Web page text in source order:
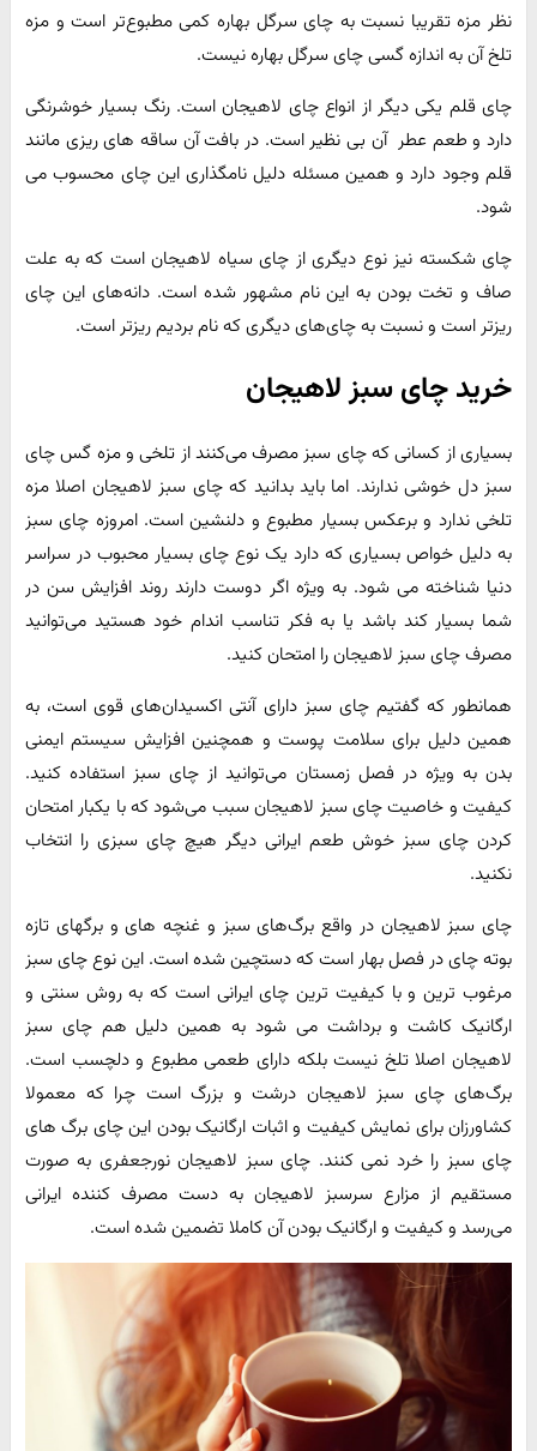
نظر مزه تقریبا نسبت به چای سرگل بهاره کمی مطبوع‌تر است و مزه
تلخ آن به اندازه گسی چای سرگل بهاره نیست.
چای قلم یکی دیگر از انواع چای لاهیجان است. رنگ بسیار خوشرنگی
دارد و طعم عطر آن بی نظیر است. در بافت آن ساقه های ریزی مانند
قلم وجود دارد و همین مسئله دلیل نامگذاری این چای محسوب می
شود.
چای شکسته نیز نوع دیگری از چای سیاه لاهیجان است که به علت
صاف و تخت بودن به این نام مشهور شده است. دانه‌های این چای
ریزتر است و نسبت به چای‌های دیگری که نام بردیم ریزتر است.
خرید چای سبز لاهیجان
بسیاری از کسانی که چای سبز مصرف می‌کنند از تلخی و مزه گس چای
سبز دل خوشی ندارند. اما باید بدانید که چای سبز لاهیجان اصلا مزه
تلخی ندارد و برعکس بسیار مطبوع و دلنشین است. امروزه چای سبز
به دلیل خواص بسیاری که دارد یک نوع چای بسیار محبوب در سراسر
دنیا شناخته می شود. به ویژه اگر دوست دارند روند افزایش سن در
شما بسیار کند باشد یا به فکر تناسب اندام خود هستید می‌توانید
مصرف چای سبز لاهیجان را امتحان کنید.
همانطور که گفتیم چای سبز دارای آنتی اکسیدان‌های قوی است، به
همین دلیل برای سلامت پوست و همچنین افزایش سیستم ایمنی
بدن به ویژه در فصل زمستان می‌توانید از چای سبز استفاده کنید.
کیفیت و خاصیت چای سبز لاهیجان سبب می‌شود که با یکبار امتحان
کردن چای سبز خوش طعم ایرانی دیگر هیچ چای سبزی را انتخاب
نکنید.
چای سبز لاهیجان در واقع برگ‌های سبز و غنچه های و برگهای تازه
بوته چای در فصل بهار است که دستچین شده است. این نوع چای سبز
مرغوب ترین و با کیفیت ترین چای ایرانی است که به روش سنتی و
ارگانیک کاشت و برداشت می شود به همین دلیل هم چای سبز
لاهیجان اصلا تلخ نیست بلکه دارای طعمی مطبوع و دلچسب است.
برگ‌های چای سبز لاهیجان درشت و بزرگ است چرا که معمولا
کشاورزان برای نمایش کیفیت و اثبات ارگانیک بودن این چای برگ های
چای سبز را خرد نمی کنند. چای سبز لاهیجان نورجعفری به صورت
مستقیم از مزارع سرسبز لاهیجان به دست مصرف کننده ایرانی
می‌رسد و کیفیت و ارگانیک بودن آن کاملا تضمین شده است.